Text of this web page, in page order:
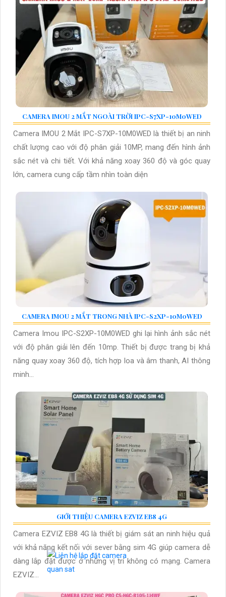
CAMERA IMOU 2 MẮT NGOÀI TRỜI IPC-S7XP-10M0WED
Camera IMOU 2 Mắt IPC-S7XP-10M0WED là thiết bị an ninh
chất lượng cao với độ phân giải 10MP, mang đến hình ảnh
sắc nét và chi tiết. Với khả năng xoay 360 độ và góc quay
lớn, camera cung cấp tầm nhìn toàn diện
CAMERA IMOU 2 MẮT TRONG NHÀ IPC-S2XP-10M0WED
Camera Imou IPC-S2XP-10M0WED ghi lại hình ảnh sắc nét
với độ phân giải lên đến 10mp. Thiết bị được trang bị khả
năng quay xoay 360 độ, tích hợp loa và âm thanh, AI thông
minh...
GIỚI THIỆU CAMERA EZVIZ EB8 4G
Camera EZVIZ EB8 4G là thiết bị giám sát an ninh hiệu quả
với khả năng kết nối với sever bằng sim 4G giúp camera dễ
dàng lắp đặt được ở những vị trí không có mạng. Camera
EZVIZ...